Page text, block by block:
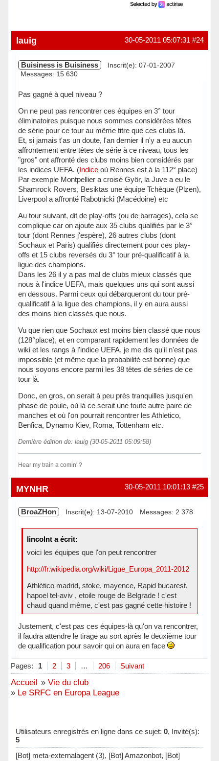
#24
30-05-2011 05:07:31
lauig
Buisiness is Buisiness
Inscrit(e): 07-01-2007
Messages: 15 630
Pas gagné à quel niveau ?
On ne peut pas rencontrer ces équipes en 3° tour
éliminatoires puisque nous sommes considérées têtes
de série pour ce tour au même titre que ces clubs là.
Et, si jamais t'as un doute, l'an dernier il n'y a eu aucun
affrontement entre têtes de série à ce niveau, tous les
"gros" ont affronté des clubs moins bien considérés par
les indices UEFA. (Indiceoù Rennes est à la 112° place)
Par exemple Montpellier a croisé Györ, la Juve a eu le
Shamrock Rovers, Besiktas une équipe Tchèque (Plzen),
Liverpool a affronté Rabotnicki (Macédoine) etc
Au tour suivant, dit de play-offs (ou de barrages), cela se
complique car on ajoute aux 35 clubs qualifiés par le 3°
tour (dont Rennes j'espère), 26 autres clubs (dont
Sochaux et Paris) qualifiés directement pour ces play-
offs et 15 clubs reversés du 3° tour pré-qualificatif à la
ligue des champions.
Dans les 26 il y a pas mal de clubs mieux classés que
nous à l'indice UEFA, mais quelques uns qui sont aussi
en dessous. Parmi ceux qui débarqueront du tour pré-
qualificatif à la ligue des champions, il y en aura aussi
des moins bien classés que nous.
Vu que rien que Sochaux est moins bien classé que nous
(128°place), et en comparant rapidement les données de
wiki et les rangs à l'indice UEFA, je me dis qu'il n'est pas
impossible (et même que la probabilité est bonne) que
nous soyons encore parmi les 38 têtes de séries de ce
tour là.
Donc, en gros, on serait à peu près tranquilles jusqu'en
phase de poule, où là ce serait une toute autre paire de
manches et où l'on pourrait rencontrer les Athletico,
Benfica, Dynamo Kiev, Roma, Tottenham etc.
Dernière édition de: lauig (30-05-2011 05:09:58)
Hear my train a comin' ?
Hors ligne #25
30-05-2011 10:01:13
MYNHR
BroaZHon Inscrit(e): 13-07-2010 Messages: 2 378
lincolnt a écrit:
voici les équipes que l'on peut rencontrer
http://fr.wikipedia.org/wiki/Ligue_Europa_2011-2012
Athlético madrid, stoke, mayence, Rapid bucarest,
hapoel tel-aviv , etoile rouge de Belgrade ! c'est
chaud quand même, c'est pas gagné cette histoire !
Justement, c'est pas ces équipes-là qu'on va rencontrer,
il faudra attendre le tirage au sort après le deuxième tour
de qualification pour savoir qui on aura en face
Hors ligne
Pages: 1 2 3 … 206 Suivant
Accueil » Vie du club
» Le SRFC en Europa League
Utilisateurs enregistrés en ligne dans ce sujet: 0, Invité(s):
5
[Bot] meta-externalagent (3), [Bot] Amazonbot, [Bot]